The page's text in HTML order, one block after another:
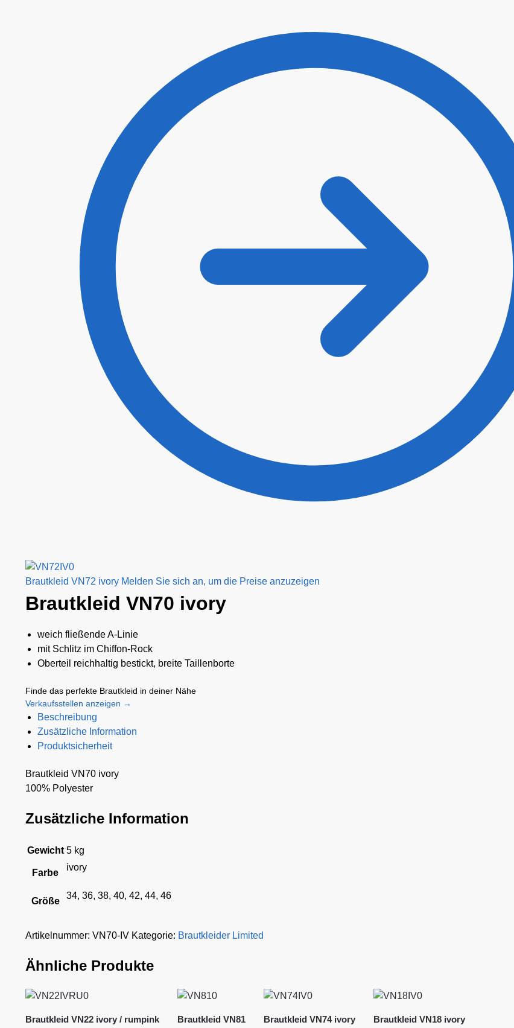
Brautkleid VN72 ivory Melden Sie sich an, um die Preise anzuzeigen
Brautkleid VN70 ivory
weich fließende A-Linie
mit Schlitz im Chiffon-Rock
Oberteil reichhaltig bestickt, breite Taillenborte
Finde das perfekte Brautkleid in deiner Nähe
Verkaufsstellen anzeigen →
Beschreibung
Zusätzliche Information
Produktsicherheit
Brautkleid VN70 ivory
100% Polyester
Zusätzliche Information
Gewicht 5 kg
Farbe
ivory
Größe
34, 36, 38, 40, 42, 44, 46
Artikelnummer: VN70-IV Kategorie: Brautkleider Limited
Ähnliche Produkte
Brautkleid VN22 ivory / rumpink Brautkleid VN81 Brautkleid VN74 ivory Brautkleid VN18 ivory